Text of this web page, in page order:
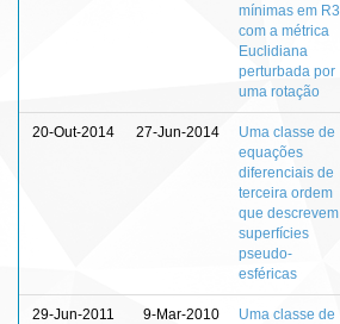
mínimas em R3
com a métrica
Euclidiana
perturbada por
uma rotação
20-Out-2014 27-Jun-2014
Uma classe de
equações
diferenciais de
terceira ordem
que descrevem
superfícies
pseudo-
esféricas
29-Jun-2011 9-Mar-2010
Uma classe de